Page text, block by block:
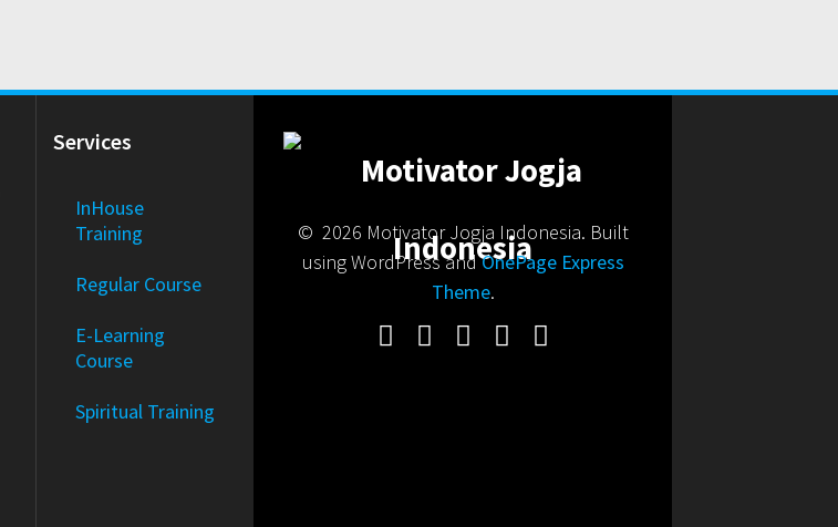
Services
InHouse
Training
Regular Course
E-Learning
Course
Spiritual Training
© 2026 Motivator Jogja Indonesia. Built
using WordPress andOnePage Express
Theme.